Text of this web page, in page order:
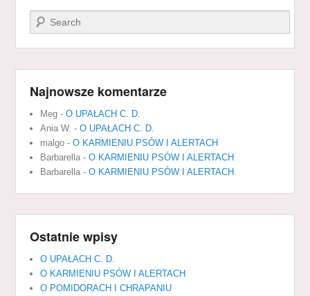
Szukaj
Najnowsze komentarze
Meg -O UPAŁACH C. D.
Ania W. -O UPAŁACH C. D.
malgo -O KARMIENIU PSÓW I ALERTACH
Barbarella -O KARMIENIU PSÓW I ALERTACH
Barbarella -O KARMIENIU PSÓW I ALERTACH
Ostatnie wpisy
O UPAŁACH C. D.
O KARMIENIU PSÓW I ALERTACH
O POMIDORACH I CHRAPANIU